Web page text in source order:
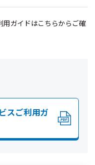
用ガイドはこちらからご確
スご利用ガ